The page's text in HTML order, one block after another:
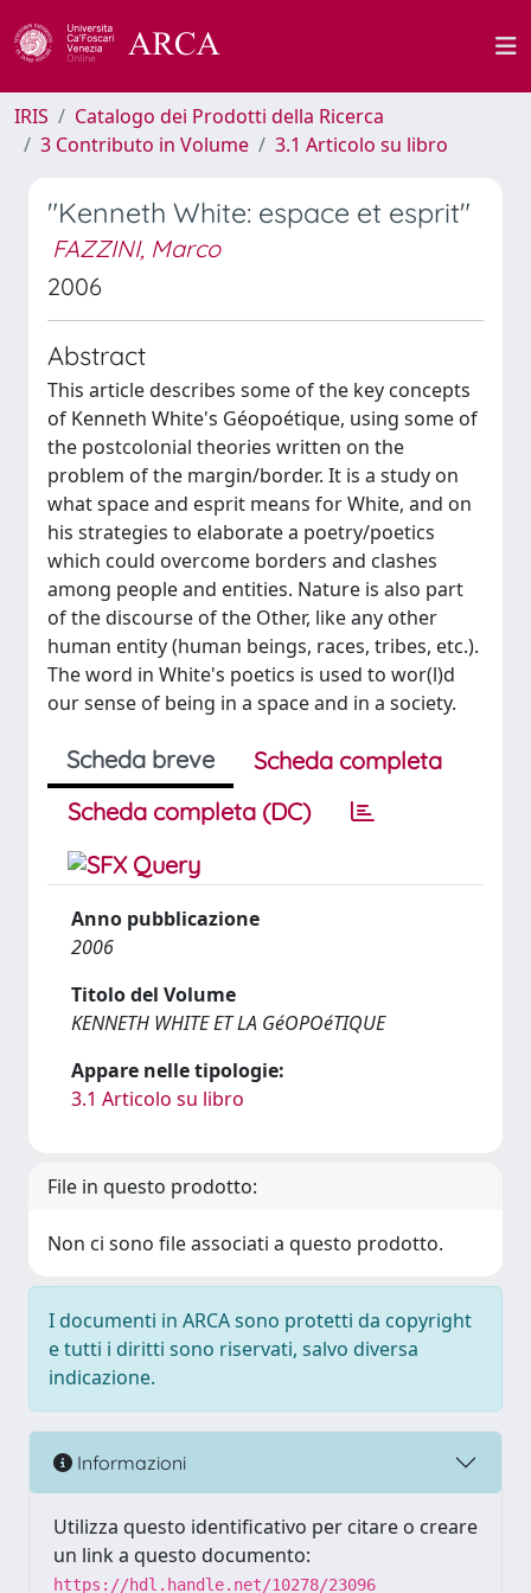
IRIS
Catalogo dei Prodotti della Ricerca
3 Contributo in Volume
3.1 Articolo su libro
"Kenneth White: espace et esprit"
FAZZINI, Marco
2006
Abstract
This article describes some of the key concepts
of Kenneth White's Géopoétique, using some of
the postcolonial theories written on the
problem of the margin/border. It is a study on
what space and esprit means for White, and on
his strategies to elaborate a poetry/poetics
which could overcome borders and clashes
among people and entities. Nature is also part
of the discourse of the Other, like any other
human entity (human beings, races, tribes, etc.).
The word in White's poetics is used to wor(l)d
our sense of being in a space and in a society.
Scheda breve
Scheda completa
Scheda completa (DC)
Anno pubblicazione
2006
Titolo del Volume
KENNETH WHITE ET LA GéOPOéTIQUE
Appare nelle tipologie:
3.1 Articolo su libro
File in questo prodotto:
Non ci sono file associati a questo prodotto.
I documenti in ARCA sono protetti da copyright
e tutti i diritti sono riservati, salvo diversa
indicazione.
Informazioni
Utilizza questo identificativo per citare o creare
un link a questo documento:
https://hdl.handle.net/10278/23096